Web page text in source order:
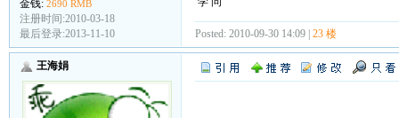
金钱: 2690 RMB
注册时间:2010-03-18
最后登录:2013-11-10
Posted: 2010-09-30 14:09 | 23 楼
王海娟